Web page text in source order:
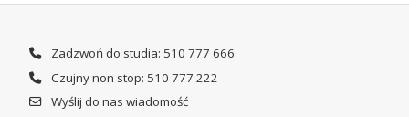
Zadzwoń do studia: 510 777 666
Czujny non stop: 510 777 222
Wyślij do nas wiadomość